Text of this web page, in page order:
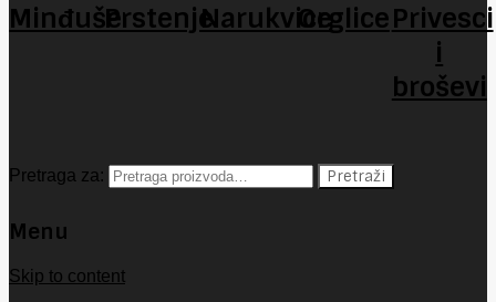
MinđušePrstenjeNarukviceOrglicePrivesci
i
broševi
Pretraga za: Pretraži
Menu
Skip to content